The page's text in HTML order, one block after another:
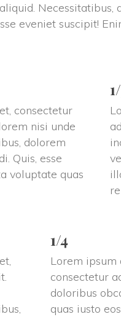
Necessitatibus,
eveniet suscipit!
consectetur
nisi unde
dolorem
Quis, esse
voluptate quas
1/4
Lorem ipsum
consectetur
doloribus
quas iusto